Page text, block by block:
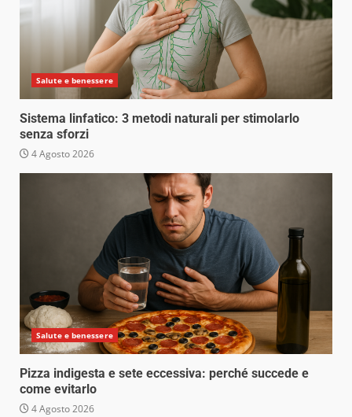
Salute e benessere
Sistema linfatico: 3 metodi naturali per stimolarlo
senza sforzi
4 Agosto 2026
Salute e benessere
Pizza indigesta e sete eccessiva: perché succede e
come evitarlo
4 Agosto 2026